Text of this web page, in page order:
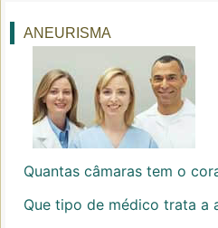
ANEURISMA
Quantas câmaras tem o
Que tipo de médico trata a